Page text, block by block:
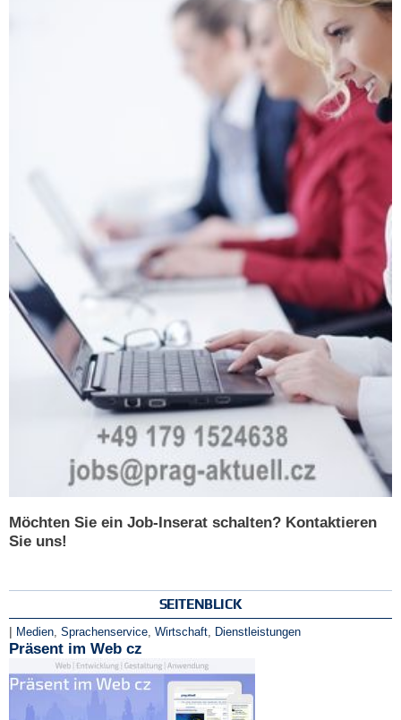
Möchten Sie ein Job-Inserat schalten? Kontaktieren
Sie uns!
SEITENBLICK
| Medien Sprachenservice Wirtschaft Dienstleistungen
Präsent im Web cz